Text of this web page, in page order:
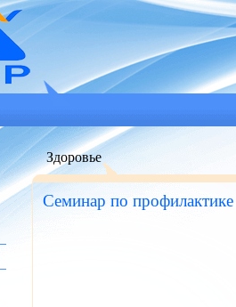
Здоровье
Семинар по